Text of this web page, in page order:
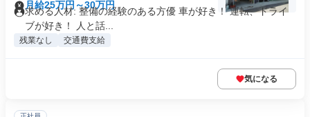
月給25万円～30万円
求める人材: 整備の経験のある方優 車が好き！ 運転、ドライ
ブが好き！ 人と話...
残業なし 交通費支給
気になる